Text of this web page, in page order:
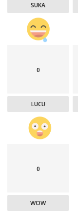
SUKA
0
LUCU
0
WOW